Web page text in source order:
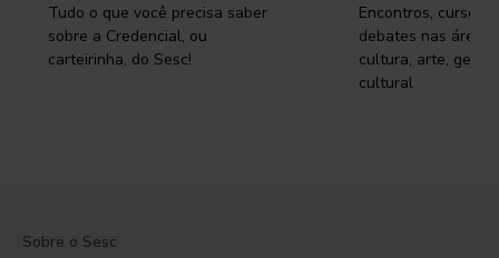
Tudo o que você precisa saber
sobre a Credencial, ou
carteirinha, do Sesc!
Encontros, cursos,
debates nas áreas
cultura, arte,
cultural
Sobre o Sesc